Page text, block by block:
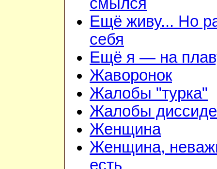
смылся
Ещё живу... Но
себя
Ещё я — на
Жаворонок
Жалобы "турка"
Жалобы
Женщина
Женщина,
есть